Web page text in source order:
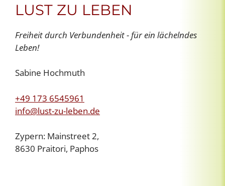
LUST ZU LEBEN
Freiheit durch Verbundenheit - für ein lächelndes
Leben!
Sabine Hochmuth
+49 173 6545961
info@lust-zu-leben.de
Zypern: Mainstreet 2,
8630 Praitori, Paphos